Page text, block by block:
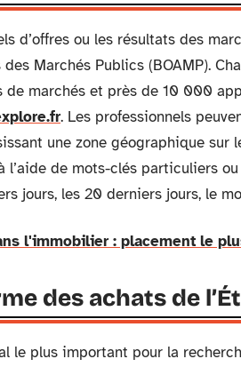
d’offres ou les résultats des
Marchés Publics (BOAMP).
marchés et près de 10 000
. Les professionnels
une zone géographique sur
l’aide de mots-clés particuliers
jours, les 20 derniers jours, le
l'immobilier : placement le
des achats de
le plus important pour la